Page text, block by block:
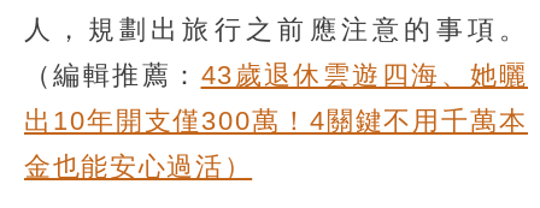
人，規劃出旅行之前應注意的事項。
（編輯推薦： 43歲退休雲遊四海、她曬
出10年開支僅300萬！4關鍵不用千萬本
金也能安心過活）